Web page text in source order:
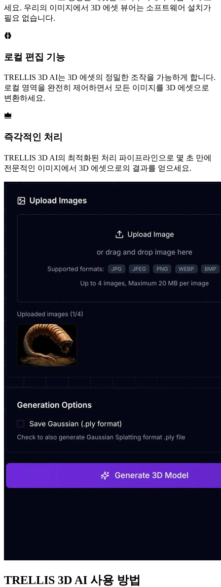
세요. 우리의 이미지에서 3D 에셋 뷰어는 소프트웨어 설치가
필요 없습니다.
로컬 편집 기능
TRELLIS 3D AI는 3D 에셋의 정밀한 조작을 가능하게 합니다.
로컬 영역을 완전히 제어하면서 모든 이미지를 3D 에셋으로
변환하세요.
즉각적인 처리
TRELLIS 3D AI의 최적화된 처리 파이프라인으로 몇 초 만에
전문적인 이미지에서 3D 에셋으로의 결과를 얻으세요.
TRELLIS 3D AI 사용 방법